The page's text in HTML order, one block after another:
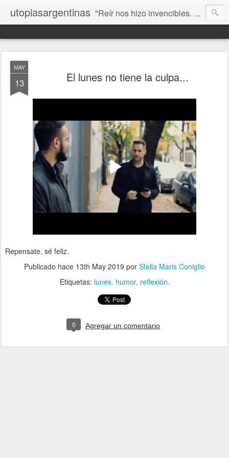
utopiasargentinas "Reír nos hizo invencibles. No como los que siempre ganan, sino como aquellos que no se rinden”. Frida Kahlo
MAY
13 El lunes no tiene la culpa...
Repensate, sé feliz.
Publicado hace 13th May 2019 por Stella Maris Coniglio
Etiquetas: lunes. humor reflexión.
0 Agregar un comentario